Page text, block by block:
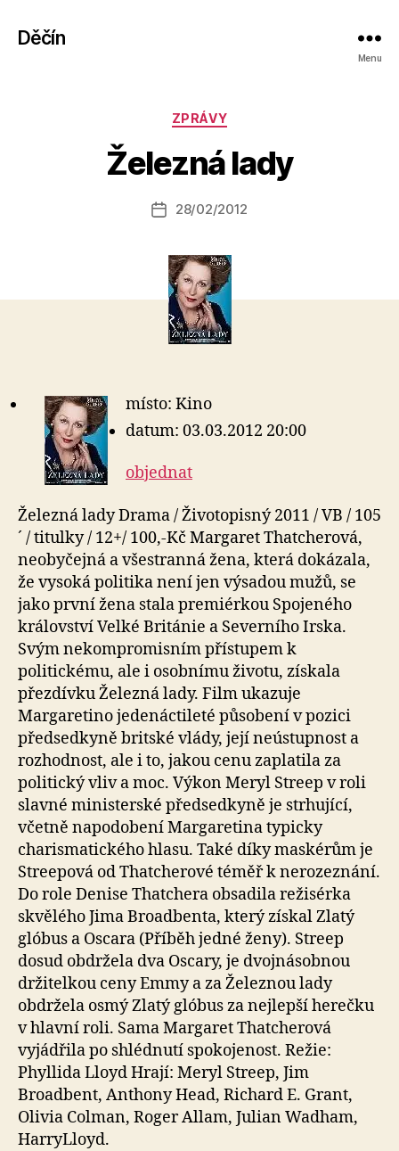
Děčín
Menu
Rubriky
ZPRÁVY
Železná lady
Autor
příspěvku
t
a
Datum
28/02/2012
místo: Kino
datum: 03.03.2012 20:00
objednat
Železná lady Drama / Životopisný 2011 / VB / 105
´ / titulky / 12+/ 100,-Kč Margaret Thatcherová,
neobyčejná a všestranná žena, která dokázala,
že vysoká politika není jen výsadou mužů, se
jako první žena stala premiérkou Spojeného
království Velké Británie a Severního Irska.
Svým nekompromisním přístupem k
politickému, ale i osobnímu životu, získala
přezdívku Železná lady. Film ukazuje
Margaretino jedenáctileté působení v pozici
předsedkyně britské vlády, její neústupnost a
rozhodnost, ale i to, jakou cenu zaplatila za
politický vliv a moc. Výkon Meryl Streep v roli
slavné ministerské předsedkyně je strhující,
včetně napodobení Margaretina typicky
charismatického hlasu. Také díky maskérům je
Streepová od Thatcherové téměř k nerozeznání.
Do role Denise Thatchera obsadila režisérka
skvělého Jima Broadbenta, který získal Zlatý
glóbus a Oscara (Příběh jedné ženy). Streep
dosud obdržela dva Oscary, je dvojnásobnou
držitelkou ceny Emmy a za Železnou lady
obdržela osmý Zlatý glóbus za nejlepší herečku
v hlavní roli. Sama Margaret Thatcherová
vyjádřila po shlédnutí spokojenost. Režie:
Phyllida Lloyd Hrají: Meryl Streep, Jim
Broadbent, Anthony Head, Richard E. Grant,
Olivia Colman, Roger Allam, Julian Wadham,
HarryLloyd.